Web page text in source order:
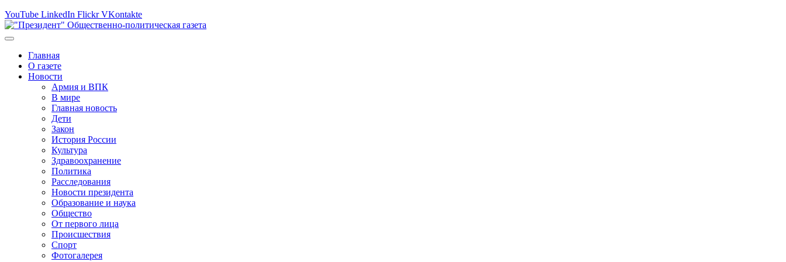
YouTube LinkedIn Flickr VKontakte
Главная
О газете
Новости
Армия и ВПК
В мире
Главная новость
Дети
Закон
История России
Культура
Здравоохранение
Политика
Расследования
Новости президента
Образование и наука
Общество
От первого лица
Происшествия
Спорт
Фотогалерея